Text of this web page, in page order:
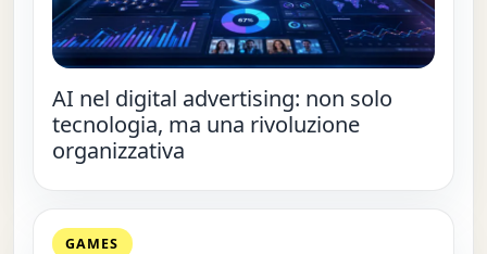
AI nel digital advertising: non solo
tecnologia, ma una rivoluzione
organizzativa
GAMES